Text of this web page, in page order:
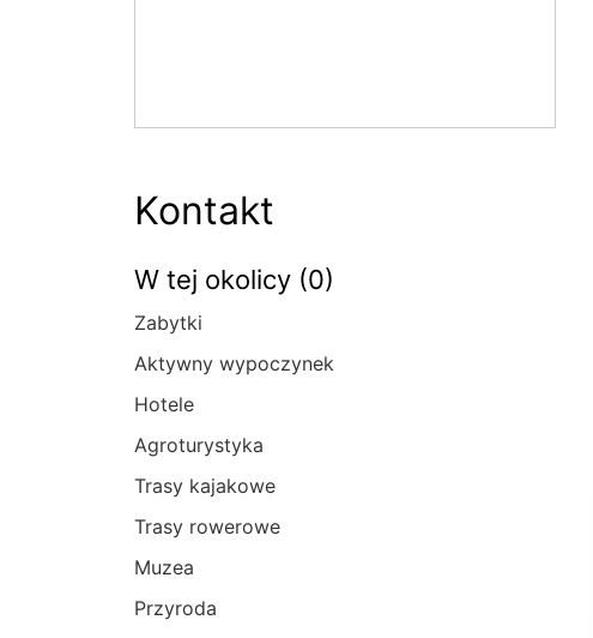
Kontakt
W tej okolicy (0)
Zabytki
Aktywny wypoczynek
Hotele
Agroturystyka
Trasy kajakowe
Trasy rowerowe
Muzea
Przyroda